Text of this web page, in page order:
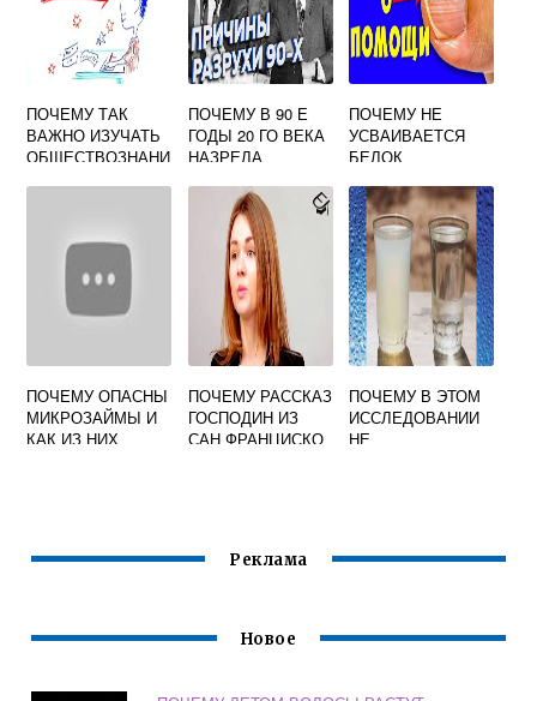
ПОЧЕМУ ТАК
ВАЖНО ИЗУЧАТЬ
ОБЩЕСТВОЗНАНИ
ПОЧЕМУ В 90 Е
ГОДЫ 20 ГО ВЕКА
НАЗРЕЛА
РЕФОРМИРОВАН
ОБРАЗОВАНИЯ
ПОЧЕМУ НЕ
УСВАИВАЕТСЯ
БЕЛОК
ПОЧЕМУ ОПАСНЫ
МИКРОЗАЙМЫ И
КАК ИЗ НИХ
ПОЧЕМУ РАССКАЗ
ГОСПОДИН ИЗ
САН ФРАНЦИСКО
ПОЧЕМУ В ЭТОМ
ИССЛЕДОВАНИИ
НЕ
Реклама
Новое